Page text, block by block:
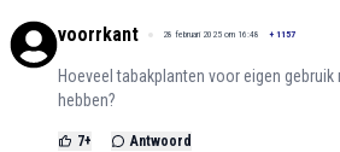
voorrkant 28 februari 2025 om 16:48 + 1157
Hoeveel tabakplanten voor eigen
hebben?
7+ Antwoord